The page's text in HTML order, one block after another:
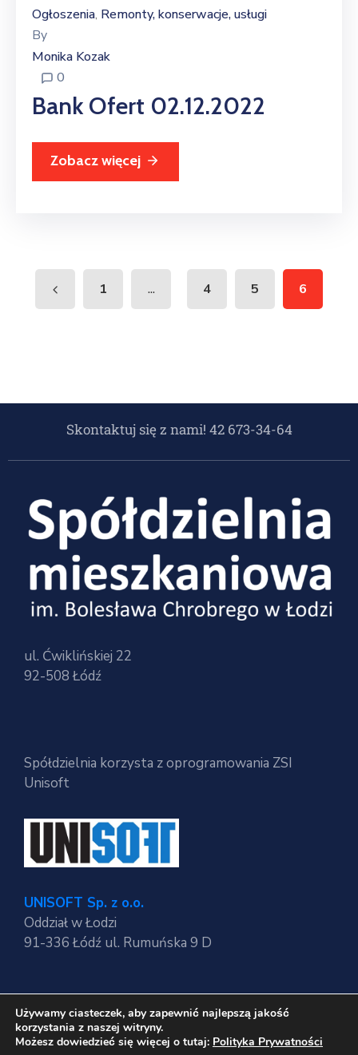
Ogłoszenia‚ Remonty, konserwacje, usługi
By
Monika Kozak
0
Bank Ofert 02.12.2022
Zobacz więcej
1 ... 4 5 6
Skontaktuj się z nami! 42 673-34-64
ul. Ćwiklińskiej 22
92-508 Łódź
Spółdzielnia korzysta z oprogramowania ZSI
Unisoft
UNISOFT Sp. z o.o.
Oddział w Łodzi
91-336 Łódź ul. Rumuńska 9 D
Regulaminy strony
Polityka Prywatności
Używamy ciasteczek, aby zapewnić najlepszą jakość
korzystania z naszej witryny.
Możesz dowiedzieć się więcej o tutaj: Polityka Prywatności